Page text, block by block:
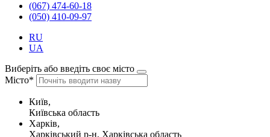
(067) 474-60-18
(050) 410-09-97
RU
UA
Виберіть або введіть своє місто
Місто*
Київ,
Київська область
Харків,
Харківський р-н, Харківська область